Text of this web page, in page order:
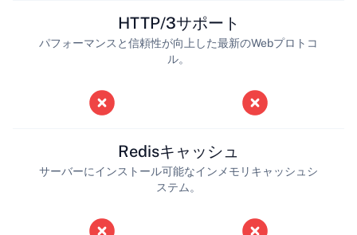
HTTP/3サポート
パフォーマンスと信頼性が向上した最新のWebプロトコ
ル。
Redisキャッシュ
サーバーにインストール可能なインメモリキャッシュシ
ステム。